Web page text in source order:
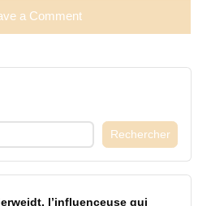
a Comment
Rechercher
l’influenceuse qui